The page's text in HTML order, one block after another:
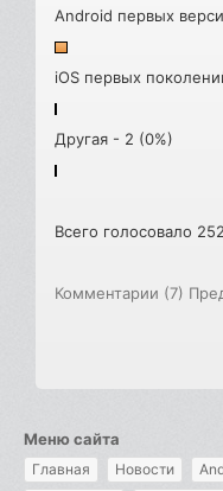
Android первых
iOS первых
Другая - 2 (0%)
Всего голосовало
Комментарии (7)
Меню сайта
Главная Новости